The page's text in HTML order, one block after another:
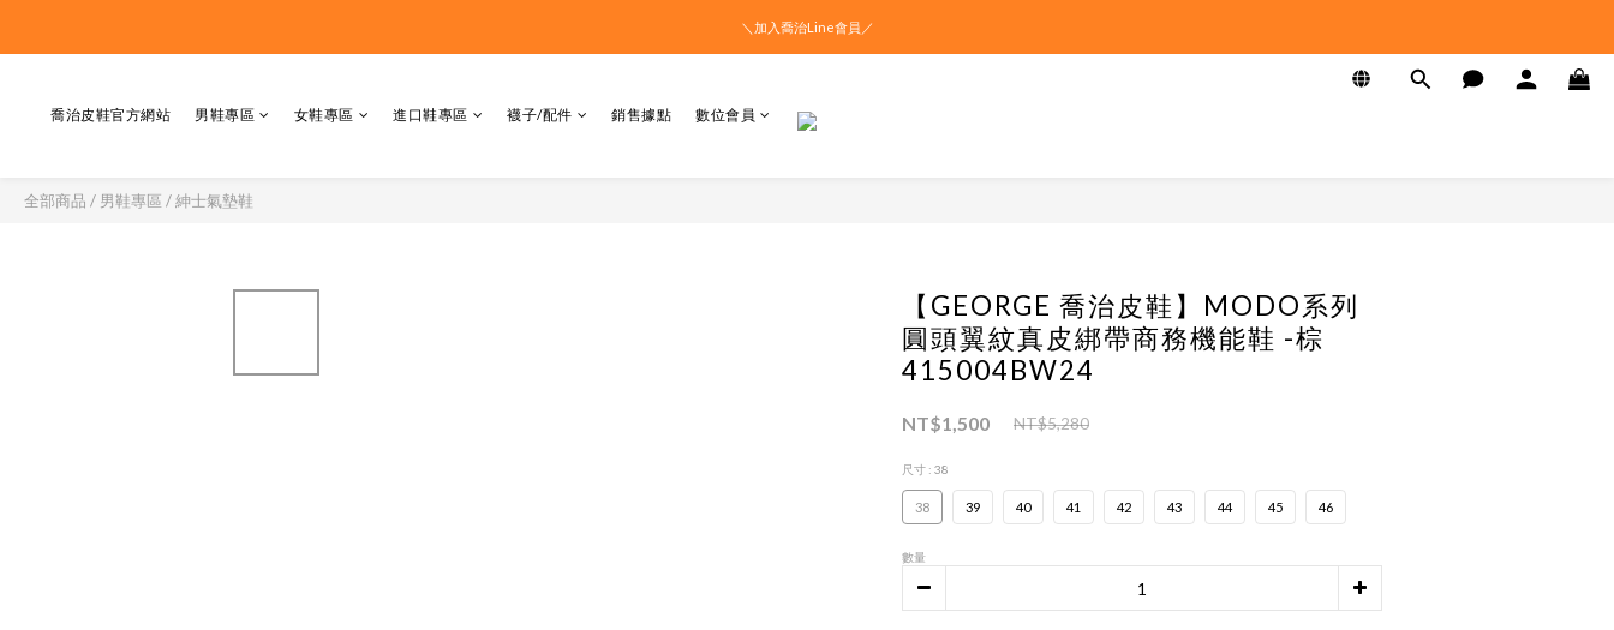
＼加入喬治Line會員／
喬治皮鞋官方網站 男鞋專區 女鞋專區 進口鞋專區 襪子/配件 銷售據點 數位會員
全部商品 / 男鞋專區 /紳士氣墊鞋
【GEORGE 喬治皮鞋】MODO系列
圓頭翼紋真皮綁帶商務機能鞋 -棕
415004BW24
NT$1,500 NT$5,280
尺寸 : 38
38 39 40 41 42 43 44 45 46
數量